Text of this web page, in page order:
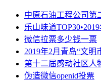
中原石油工程公司第
乐山味道
微信拉票多少钱一票
2019年2月青岛“文明
第十二届感动社区人
伪造微信openid投票